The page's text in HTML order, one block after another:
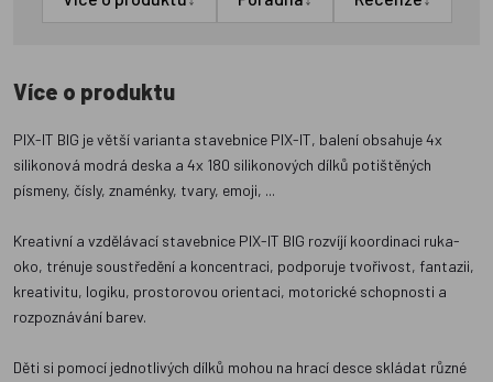
Více o produktu
PIX-IT BIG je větší varianta stavebnice PIX-IT, balení obsahuje 4x
silikonová modrá deska a 4x 180 silikonových dílků potištěných
písmeny, čísly, znaménky, tvary, emoji, ...
Kreativní a vzdělávací stavebnice PIX-IT BIG rozvíjí koordinaci ruka-
oko, trénuje soustředění a koncentraci, podporuje tvořivost, fantazii,
kreativitu, logiku, prostorovou orientaci, motorické schopnosti a
rozpoznávání barev.
Děti si pomocí jednotlivých dílků mohou na hrací desce skládat různé